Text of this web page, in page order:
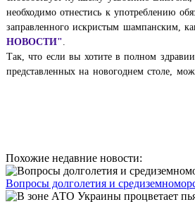
необходимо отнестись к употреблению
заправленного искристым шампанским,
НОВОСТИ"
Так, что если вы хотите в полном
представленных на новогоднем столе,
Похожие недавние новости:
Вопросы долголетия и